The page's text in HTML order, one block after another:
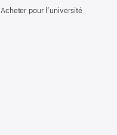
Acheter pour l’université